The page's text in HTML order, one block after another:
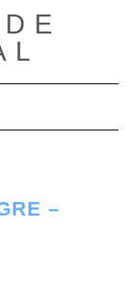
navegación
–